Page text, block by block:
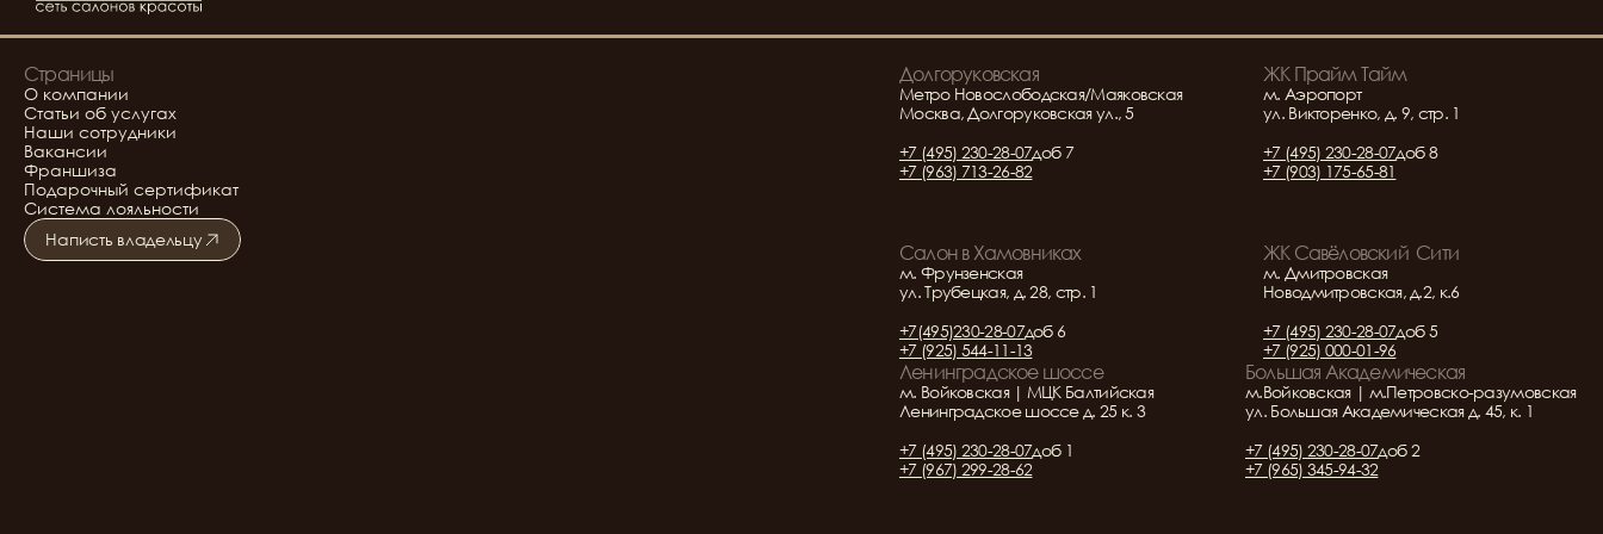
Страницы
О компании
Статьи об услугах
Наши сотрудники
Вакансии
Франшиза
Подарочный сертификат
Система лояльности
Написть владельцу
Долгоруковская
Метро Новослободская/Маяковская
Москва, Долгоруковская ул., 5
+7 (495) 230-28-07доб 7
+7 (963) 713-26-82
ЖК Прайм Тайм
м. Аэропорт
ул. Викторенко, д. 9, стр. 1
+7 (495) 230-28-07доб 8
+7 (903) 175-65-81
Салон в Хамовниках
м. Фрунзенская
ул. Трубецкая, д. 28, стр. 1
+7(495)230-28-07доб 6
+7 (925) 544-11-13
ЖК Савёловский  Сити
м. Дмитровская
Новодмитровская, д.2, к.6
+7 (495) 230-28-07доб 5
+7 (925) 000-01-96
Ленинградское шоссе
м. Войковская | МЦК Балтийская
Ленинградское шоссе д. 25 к. 3
+7 (495) 230-28-07доб 1
+7 (967) 299-28-62
Большая Академическая
м.Войковская | м.Петровско-разумовская
ул. Большая Академическая д. 45, к. 1
+7 (495) 230-28-07доб 2
+7 (965) 345-94-32